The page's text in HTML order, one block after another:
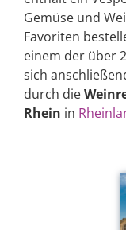
Gemüse und
Favoriten
einem der über
sich
durch die
Rhein in